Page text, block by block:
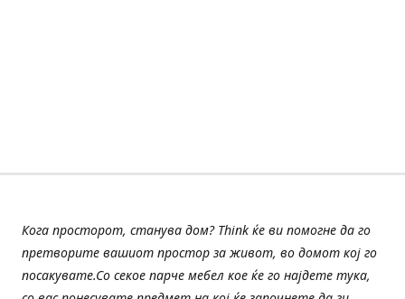
Кога просторот, станува дом? Think ќе ви помогне да го
претворите вашиот простор за живот, во домот кој го
посакувате.Со секое парче мебел кое ќе го најдете тука,